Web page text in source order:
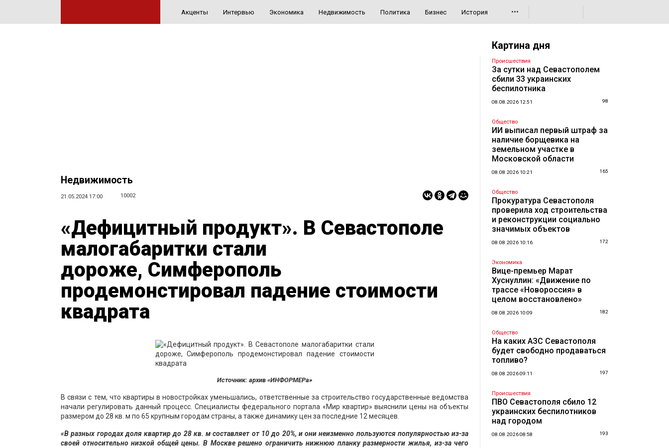
Акценты Интервью Экономика Недвижимость Политика Бизнес История •••
Недвижимость
21.05.2024 17:00 10002
«Дефицитный продукт». В Севастополе
малогабаритки стали
дороже, Симферополь
продемонстировал падение стоимости
квадрата
Источник: архив «ИНФОРМЕРа»
В связи с тем, что квартиры в новостройках уменьшались, ответственные за строительство государственные ведомства
начали регулировать данный процесс. Специалисты федерального портала «Мир квартир» выяснили цены на объекты
размером до 28 кв. м по 65 крупным городам страны, а также динамику цен за последние 12 месяцев.
«В разных городах доля квартир до 28 кв. м составляет от 10 до 20%, и они неизменно пользуются популярностью из-за
своей относительно низкой общей цены. В Москве решено ограничить нижнюю планку размерности жилья, из-за чего
Картина дня
Происшествия
За сутки над Севастополем
сбили 33 украинских
беспилотника
08.08.2026 12:51 98
Общество
ИИ выписал первый штраф за
наличие борщевика на
земельном участке в
Московской области
08.08.2026 10:21 165
Общество
Прокуратура Севастополя
проверила ход строительства
и реконструкции социально
значимых объектов
08.08.2026 10:16 172
Экономика
Вице-премьер Марат
Хуснуллин: «Движение по
трассе «Новороссия» в
целом восстановлено»
08.08.2026 10:09 182
Общество
На каких АЗС Севастополя
будет свободно продаваться
топливо?
08.08.2026 09:11 197
Происшествия
ПВО Севастополя сбило 12
украинских беспилотников
над городом
08.08.2026 08:58 193